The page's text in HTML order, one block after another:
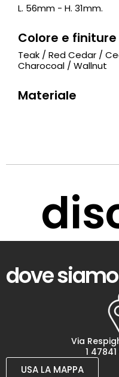
L. 56mm - H. 31mm.
Colore e finiture
Teak / Red Cedar /
Charocoal / Wallnut
Materiale
dove siamo
Via
1
USA LA MAPPA